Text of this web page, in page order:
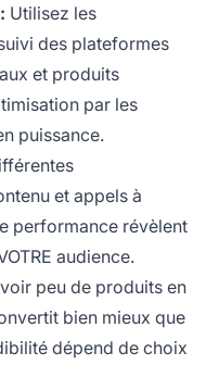
Utilisez les
des plateformes
et produits
par les
puissance.
et appels à
performance révèlent
audience.
peu de produits en
bien mieux que
dépend de choix